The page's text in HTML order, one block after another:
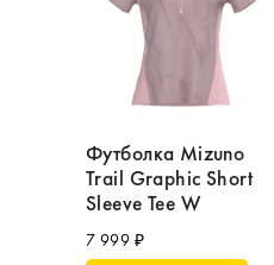
Футболка Mizuno
Trail Graphic Short
Sleeve Tee W
7 999 ₽